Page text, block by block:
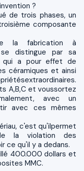
?
de trois phases, un
composante
la fabrication à
distingue par sa
qui a pour effet de
céramiques et ainsi
A,B,C et voussortez
avec un
avec ces mêmes
c'est qu'ilpermet
la violation des
ce qu'il y a dedans.
400.000 dollars et
MMC.